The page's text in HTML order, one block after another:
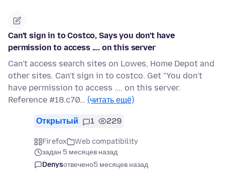
Can't sign in to Costco, Says you don't have
permission to access .... on this server
Can't access search sites on Lowes, Home Depot and
other sites. Can't sign in to costco. Get "You don't
have permission to access .... on this server.
Reference #18.c70… (читать ещё)
Открытый 1 229
Firefox
Web compatibility
задан 5 месяцев назад
Denysотвечено5 месяцев назад